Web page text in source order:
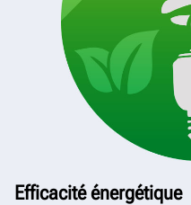
Efficacité énergétique